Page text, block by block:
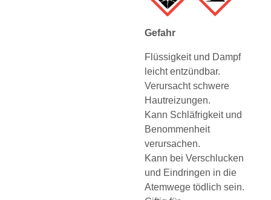
Gefahr
Flüssigkeit und Dampf
leicht entzündbar.
Verursacht schwere
Hautreizungen.
Kann Schläfrigkeit und
Benommenheit
verursachen.
Kann bei Verschlucken
und Eindringen in die
Atemwege tödlich sein.